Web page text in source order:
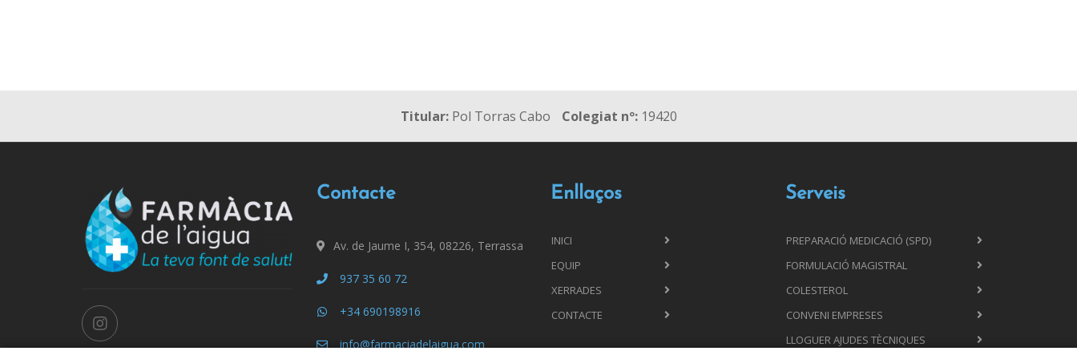
Titular:Pol Torras Cabo Colegiat nº:19420
Contacte
Av. de Jaume I, 354, 08226, Terrassa
937 35 60 72
+34 690198916
info@farmaciadelaigua.com
Enllaços
INICI
EQUIP
XERRADES
CONTACTE
Serveis
PREPARACIÓ MEDICACIÓ (SPD)
FORMULACIÓ MAGISTRAL
COLESTEROL
CONVENI EMPRESES
LLOGUER AJUDES TÈCNIQUES